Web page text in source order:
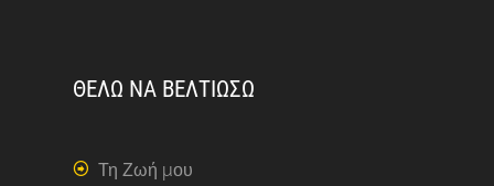
ΘΕΛΩ ΝΑ ΒΕΛΤΙΩΣΩ
Τη Ζωή μου